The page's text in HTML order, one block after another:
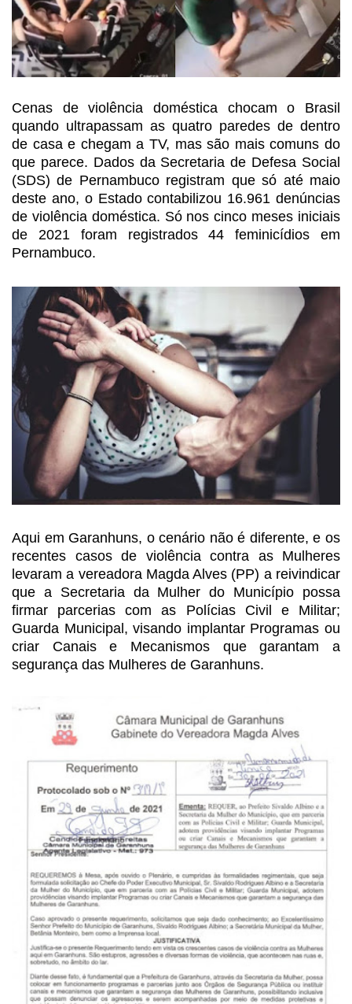
Cenas de violência doméstica chocam o Brasil
quando ultrapassam as quatro paredes de dentro
de casa e chegam a TV, mas são mais comuns do
que parece. Dados da Secretaria de Defesa Social
(SDS) de Pernambuco registram que só até maio
deste ano, o Estado contabilizou 16.961 denúncias
de violência doméstica. Só nos cinco meses iniciais
de 2021 foram registrados 44 feminicídios em
Pernambuco.
Aqui em Garanhuns, o cenário não é diferente, e os
recentes casos de violência contra as Mulheres
levaram a vereadora Magda Alves (PP) a reivindicar
que a Secretaria da Mulher do Município possa
firmar parcerias com as Polícias Civil e Militar;
Guarda Municipal, visando implantar Programas ou
criar Canais e Mecanismos quegarantam a
segurança das Mulheres de Garanhuns.